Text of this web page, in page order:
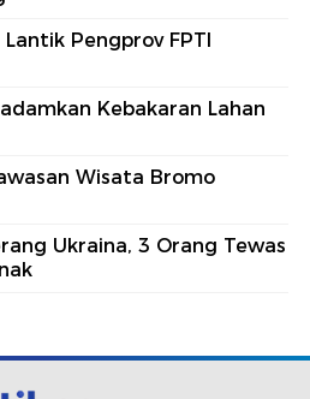
Pengprov FPTI
Kebakaran Lahan
Wisata Bromo
Ukraina, 3 Orang Tewas